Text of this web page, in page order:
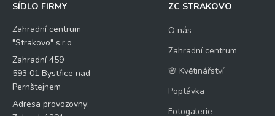
SÍDLO FIRMY
Zahradní centrum
"Strakovo" s.r.o
Zahradní 459
593 01 Bystřice nad
Pernštejnem
Adresa provozovny:
ZC STRAKOVO
O nás
Zahradní centrum
🌸 Květinářství
Poptávka
Fotogalerie